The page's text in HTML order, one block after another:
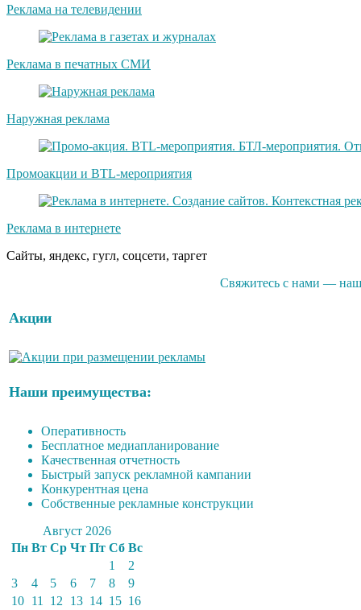
Реклама на телевидении
Реклама в печатных СМИ
Наружная реклама
Промоакции и BTL-мероприятия
Реклама в интернете
Сайты, яндекс, гугл, соцсети, таргет
Свяжитесь с нами —
Акции
Наши преимущества:
Оперативность
Бесплатное медиапланирование
Качественная отчетность
Быстрый запуск рекламной кампании
Конкурентная цена
Собственные рекламные конструкции
Август 2026
Пн Вт Ср Чт Пт Сб Вс
1
2
3
4 5 6 7 8
9
10 11 12 13 14 15 16